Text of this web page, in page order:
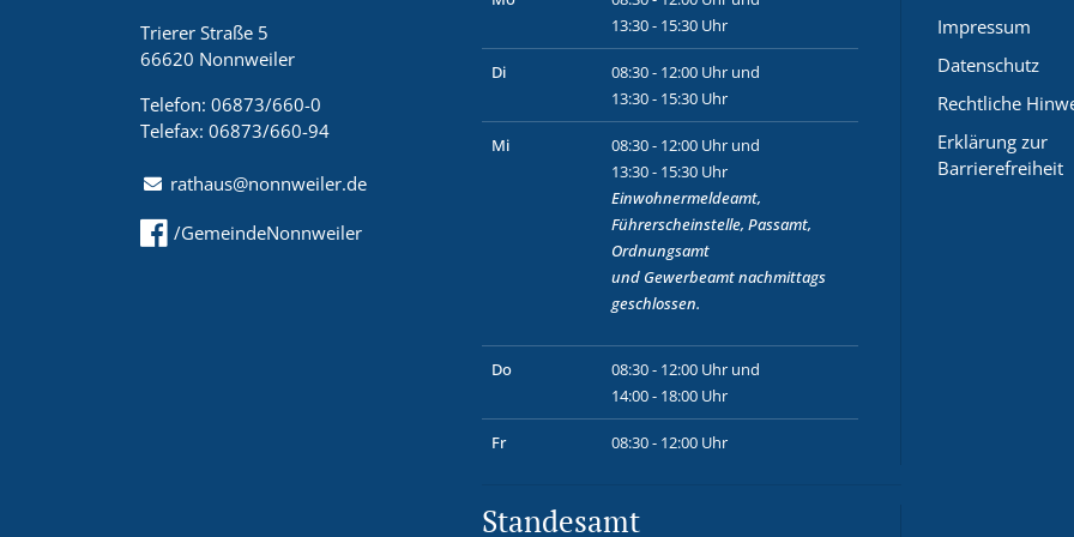
Trierer Straße 5
66620 Nonnweiler
Telefon: 06873/660-0
Telefax: 06873/660-94
rathaus@nonnweiler.de
/GemeindeNonnweiler
13:30 - 15:30 Uhr
Di
08:30 - 12:00 Uhr und
13:30 - 15:30 Uhr
Mi
08:30 - 12:00 Uhr und
13:30 - 15:30 Uhr
Einwohnermeldeamt,
Führerscheinstelle, Passamt,
Ordnungsamt
und Gewerbeamtnachmittags
geschlossen.
Do
08:30 - 12:00 Uhr und
14:00 - 18:00 Uhr
Fr 08:30 - 12:00 Uhr
Standesamt
Impressum
Datenschutz
Rechtliche
Erklärung zur
Barrierefreiheit